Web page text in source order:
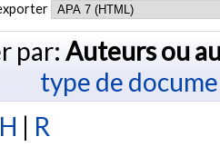
par: Auteurs ou
type de
H | R